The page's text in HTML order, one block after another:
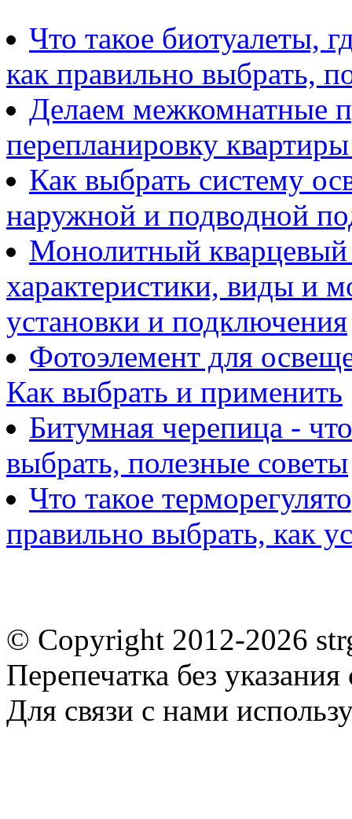
Что такое биотуалеты,
как правильно выбрать,
Делаем межкомнатные
перепланировку
Как выбрать систему
наружной и подводной
Монолитный кварцевый
характеристики, виды и
установки и подключения
Фотоэлемент для
Как выбрать и применить
Битумная черепица -
выбрать, полезные советы
Что такое
правильно выбрать, как
© Copyright 2012-2026
Перепечатка без
Для связи с нами